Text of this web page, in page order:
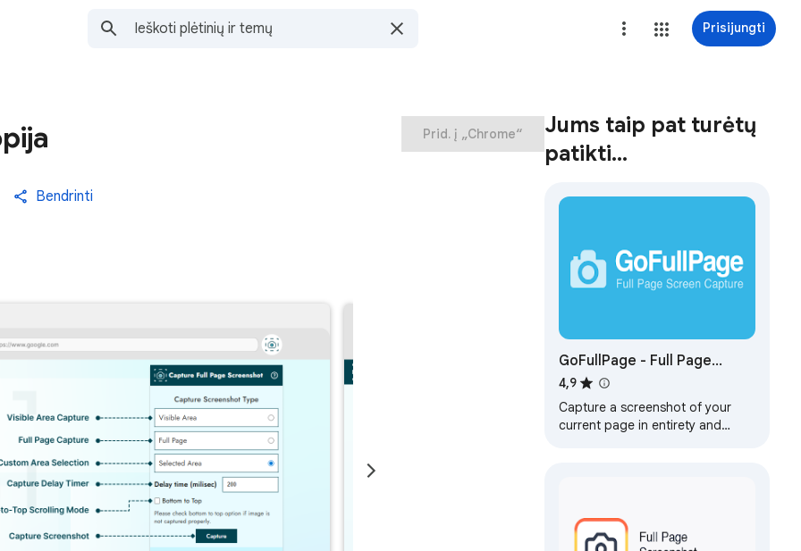
Prisijungti
Bendrinti
Prid. į „Chrome“
Jums taip pat turėtų
patikti…
GoFullPage - Full Page
Screen Capture
4,9
Capture a screenshot of your
current page in entirety and